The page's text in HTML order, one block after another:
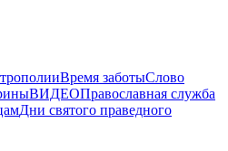
Время заботыСлово
ВИДЕОПравославная служба
Дни святого праведного